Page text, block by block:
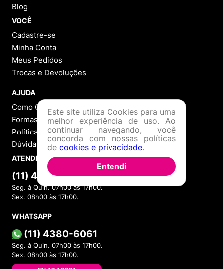
Blog
VOCÊ
Cadastre-se
Minha Conta
Meus Pedidos
Trocas e Devoluções
AJUDA
Como Comprar
Formas de Pagamento
Política de Troca
Dúvidas Frequentes
ATENDIMENTO
(11) 4380-6061
Seg. à Quin. 07h00 às 17h00.
Sex. 08h00 às 17h00.
WHATSAPP
(11) 4380-6061
Seg. à Quin. 07h00 às 17h00.
Sex. 08h00 às 17h00.
Este site utiliza Cookies para uma
melhor experiência de uso. Ao
continuar navegando, você
concorda com nossas políticas
de cookies e privacidade.
Entendi